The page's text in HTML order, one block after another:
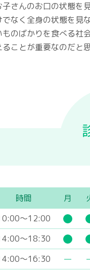
さんのお口の状態を
なく全身の状態を見
のばかりを食べる社
ことが重要なのだと思
時間 月
～12:00
～18:30
～16:30